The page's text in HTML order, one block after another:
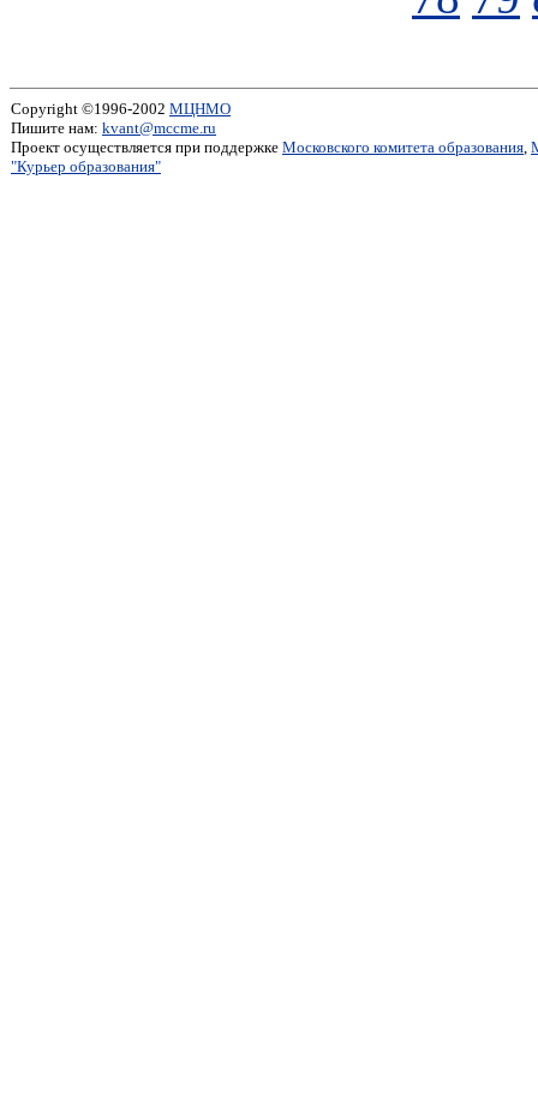
Copyright ©1996-2002 МЦНМО
Пишите нам: kvant@mccme.ru
Проект осуществляется при поддержке Московского комитета образования,
"Курьер образования"